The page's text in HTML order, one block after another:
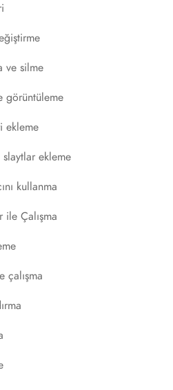
ve silme
görüntüleme
ekleme
ekleme
kullanma
ile Çalışma
çalışma